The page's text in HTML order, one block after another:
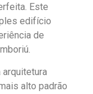
Este
edifício
de
arquitetura
alto padrão